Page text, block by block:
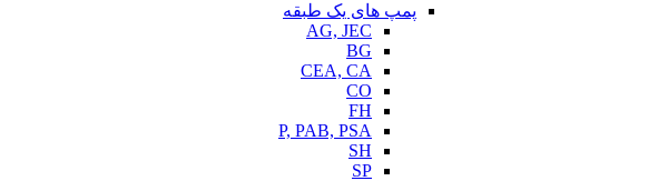
پمپ های یک طبقه
AG, JEC
BG
CEA, CA
CO
FH
P, PAB, PSA
SH
SP